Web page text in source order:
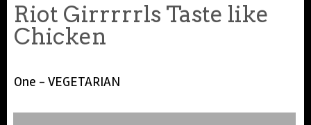
Riot Girrrrrls Taste like
Chicken
One - VEGETARIAN